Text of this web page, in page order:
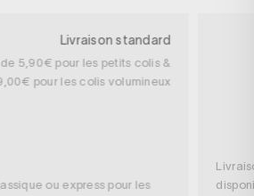
Livraison standard
5,90€ pour les petits colis &
pour les colis volumineux
ou express pour les